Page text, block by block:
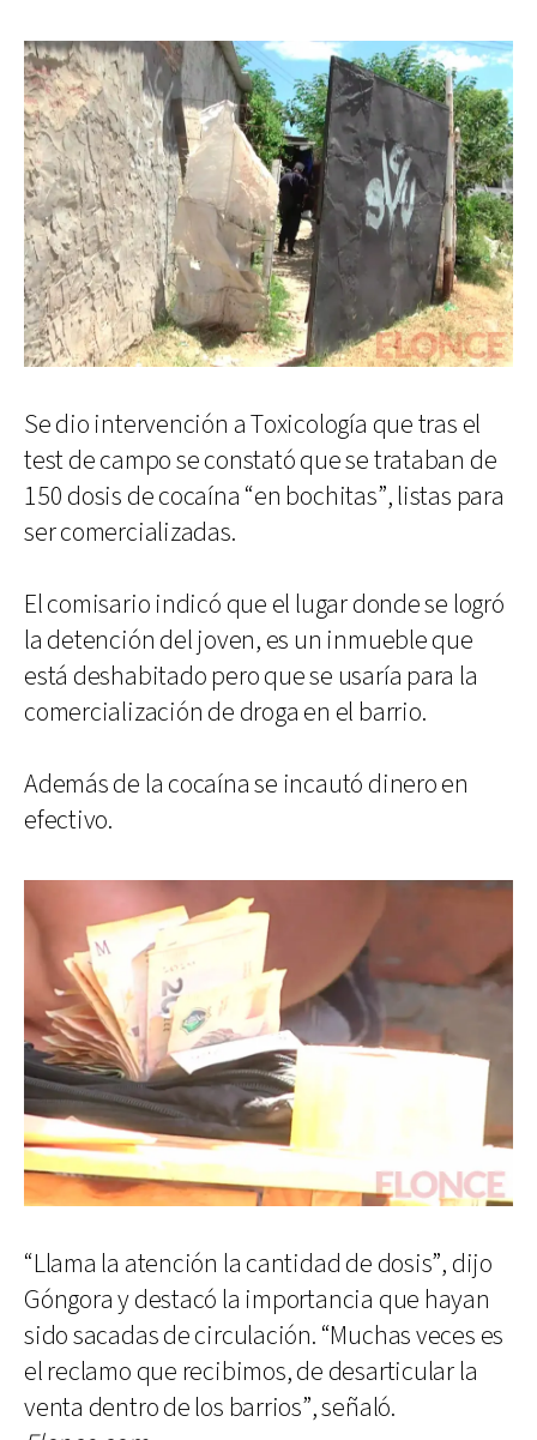
Se dio intervención a Toxicología que tras el
test de campo se constató que se trataban de
150 dosis de cocaína “en bochitas”, listas para
ser comercializadas.
El comisario indicó que el lugar donde se logró
la detención del joven, es un inmueble que
está deshabitado pero que se usaría para la
comercialización de droga en el barrio.
Además de la cocaína se incautó dinero en
efectivo.
“Llama la atención la cantidad de dosis”, dijo
Góngora y destacó la importancia que hayan
sido sacadas de circulación. “Muchas veces es
el reclamo que recibimos, de desarticular la
venta dentro de los barrios”, señaló.